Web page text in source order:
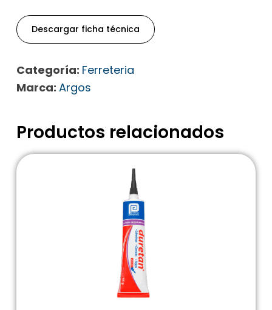
Descargar ficha técnica
Categoría: Ferreteria
Marca: Argos
Productos relacionados